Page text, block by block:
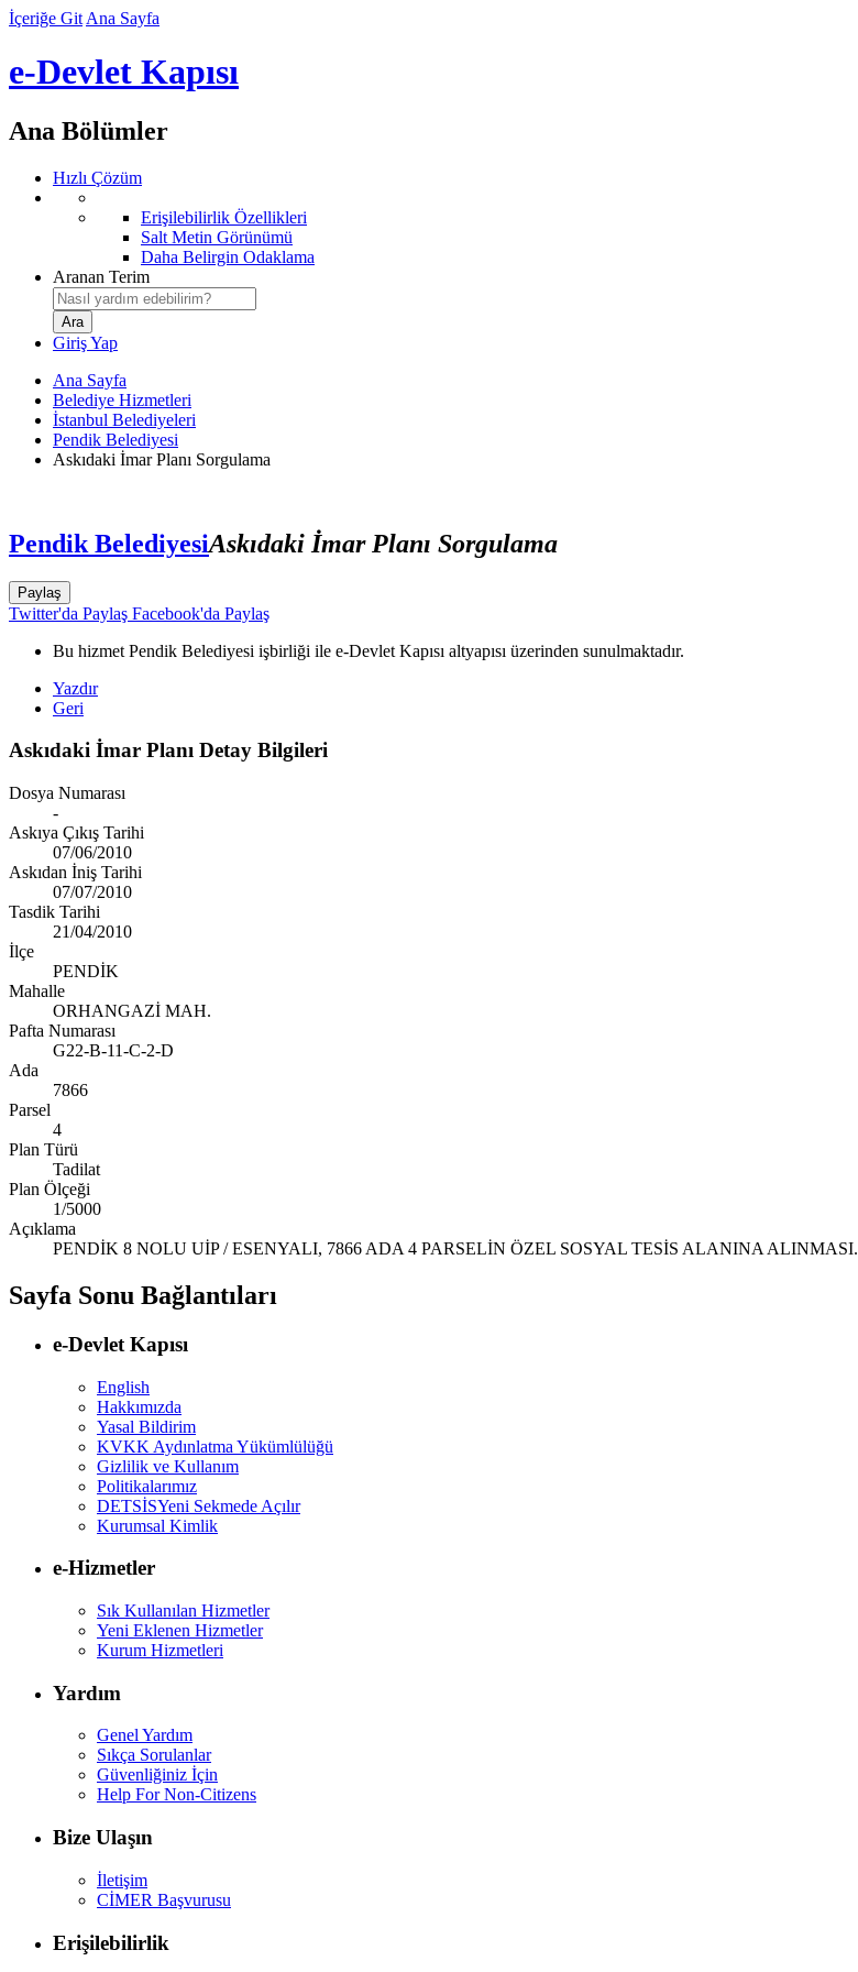
İçeriğe Git Ana Sayfa
e-Devlet Kapısı
Ana Bölümler
Hızlı Çözüm
Erişilebilirlik Özellikleri
Salt Metin Görünümü
Daha Belirgin Odaklama
Aranan Terim
Giriş Yap
Ana Sayfa
Belediye Hizmetleri
İstanbul Belediyeleri
Pendik Belediyesi
Askıdaki İmar Planı Sorgulama
Pendik BelediyesiAskıdaki İmar Planı Sorgulama
Paylaş
Twitter'da Paylaş Facebook'da Paylaş
Bu hizmet Pendik Belediyesi işbirliği ile e-Devlet Kapısı altyapısı üzerinden sunulmaktadır.
Yazdır
Geri
Askıdaki İmar Planı Detay Bilgileri
Dosya Numarası
-
Askıya Çıkış Tarihi
07/06/2010
Askıdan İniş Tarihi
07/07/2010
Tasdik Tarihi
21/04/2010
İlçe
PENDİK
Mahalle
ORHANGAZİ MAH.
Pafta Numarası
G22-B-11-C-2-D
Ada
7866
Parsel
4
Plan Türü
Tadilat
Plan Ölçeği
1/5000
Açıklama
PENDİK 8 NOLU UİP / ESENYALI, 7866 ADA 4 PARSELİN ÖZEL SOSYAL TESİS ALANINA ALINMASI.
Sayfa Sonu Bağlantıları
e-Devlet Kapısı
English
Hakkımızda
Yasal Bildirim
KVKK Aydınlatma Yükümlülüğü
Gizlilik ve Kullanım
Politikalarımız
DETSİSYeni Sekmede Açılır
Kurumsal Kimlik
e-Hizmetler
Sık Kullanılan Hizmetler
Yeni Eklenen Hizmetler
Kurum Hizmetleri
Yardım
Genel Yardım
Sıkça Sorulanlar
Güvenliğiniz İçin
Help For Non-Citizens
Bize Ulaşın
İletişim
CİMER Başvurusu
Erişilebilirlik